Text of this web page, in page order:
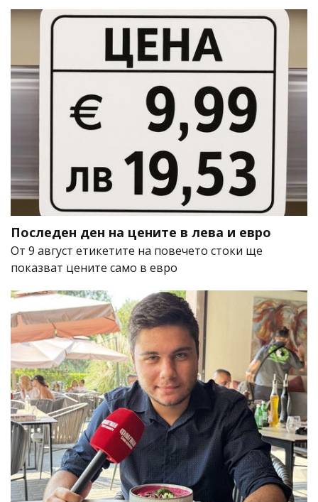
Последен ден на цените в лева и евро
От 9 август етикетите на повечето стоки ще
показват цените само в евро